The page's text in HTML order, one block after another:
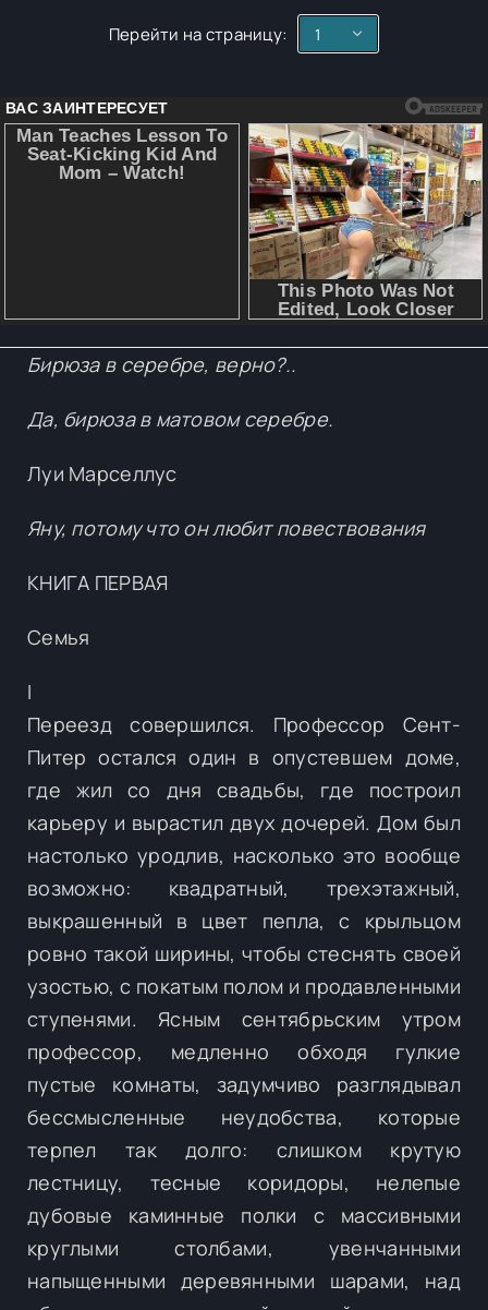
Перейти на страницу:
Бирюза в серебре, верно?..
Да, бирюза в матовом серебре.
Луи Марселлус
Яну, потому что он любит повествования
КНИГА ПЕРВАЯ
Семья
I
Переезд совершился. Профессор Сент-
Питер остался один в опустевшем доме,
где жил со дня свадьбы, где построил
карьеру и вырастил двух дочерей. Дом был
настолько уродлив, насколько это вообще
возможно: квадратный, трехэтажный,
выкрашенный в цвет пепла, с крыльцом
ровно такой ширины, чтобы стеснять своей
узостью, с покатым полом и продавленными
ступенями. Ясным сентябрьским утром
профессор, медленно обходя гулкие
пустые комнаты, задумчиво разглядывал
бессмысленные неудобства, которые
терпел так долго: слишком крутую
лестницу, тесные коридоры, нелепые
дубовые каминные полки с массивными
круглыми столбами, увенчанными
напыщенными деревянными шарами, над